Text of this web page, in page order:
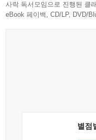
있다. 그 속에는 때로는 눈
흥미를 유발하고, 채소에
먹을 것이 부족했던 옛날
주는 비타민 C와 리코펜
알리신이라는 성분은 비
사락 독서모임으로 진행된 클
eBook 페이백, CD/LP, DVD/
별점